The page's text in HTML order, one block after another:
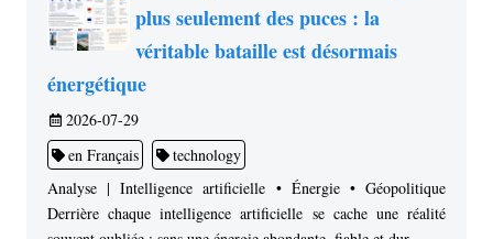
plus seulement des puces : la
véritable bataille est désormais
énergétique
2026-07-29
en Français
technology
Analyse | Intelligence artificielle • Énergie • Géopolitique
Derrière chaque intelligence artificielle se cache une réalité